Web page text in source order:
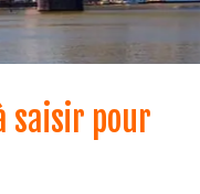
saisir pour